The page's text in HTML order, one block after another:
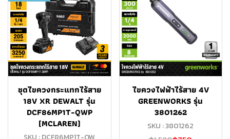
ชุดไขควงกระแทกไร้สาย
18V XR DEWALT รุ่น
DCF86MP1T-QWP
(MCLAREN)
ไขควงไฟฟ้าไร้สาย 4V
GREENWORKS รุ่น
3801262
SKU : 3801262